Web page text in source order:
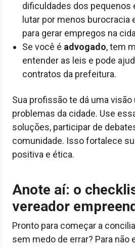
dificuldades dos pequenos
lutar por menos burocracia
para gerar empregos na
Se você é advogado, tem
entender as leis e pode
contratos da prefeitura.
Sua profissão te dá uma
problemas da cidade. Use
soluções, participar de
comunidade. Isso fortalece
positiva e ética.
Anote aí: o
vereador
Pronto para começar a
sem medo de errar? Para não